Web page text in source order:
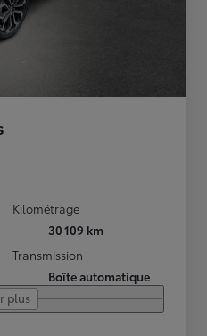
Kilométrage
30 109 km
Transmission
Boîte automatique
plus